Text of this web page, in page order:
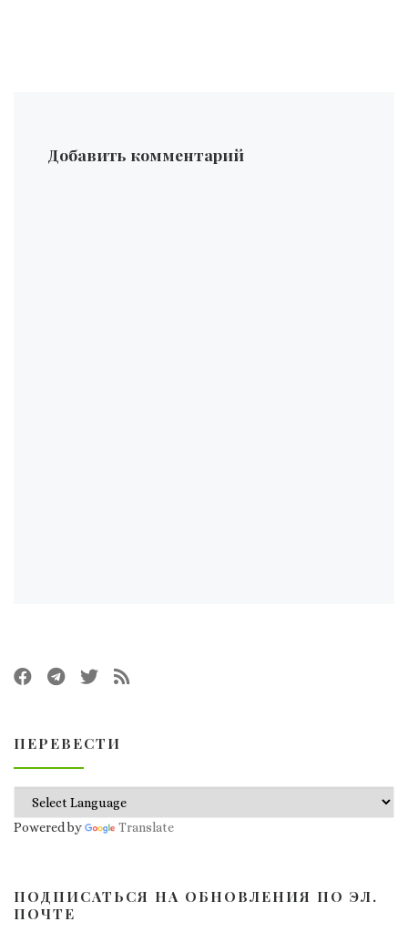
Добавить комментарий
ПЕРЕВЕСТИ
Powered by Translate
ПОДПИСАТЬСЯ НА ОБНОВЛЕНИЯ ПО ЭЛ.
ПОЧТЕ